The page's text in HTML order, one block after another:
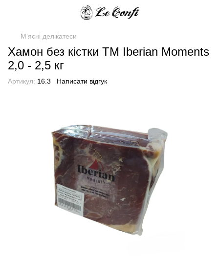
М'ясні делікатеси
Хамон без кістки TM Iberian Moments
2,0 - 2,5 кг
Артикул: 16.3 Написати відгук